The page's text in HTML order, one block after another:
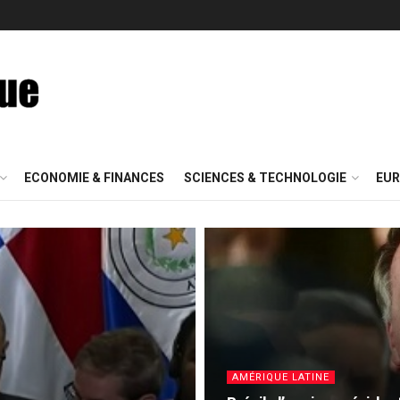
ECONOMIE & FINANCES SCIENCES & TECHNOLOGIE
AMÉRIQUE LATINE